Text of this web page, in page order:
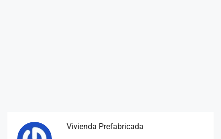
Vivienda Prefabricada